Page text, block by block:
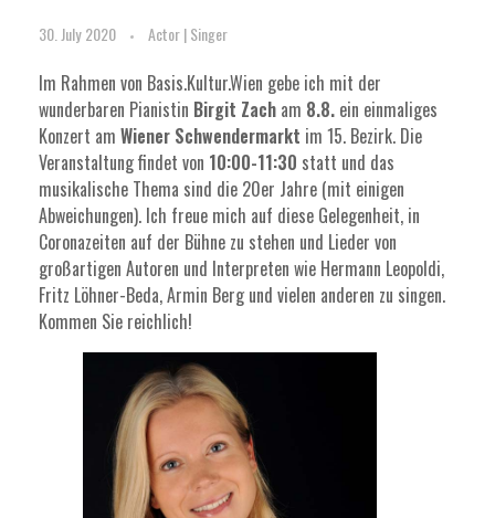
30. July 2020 Actor | Singer
Im Rahmen von Basis.Kultur.Wien gebe ich mit der
wunderbaren Pianistin Birgit Zach am 8.8. ein einmaliges
Konzert am Wiener Schwendermarkt im 15. Bezirk. Die
Veranstaltung findet von 10:00-11:30 statt und das
musikalische Thema sind die 20er Jahre (mit einigen
Abweichungen). Ich freue mich auf diese Gelegenheit, in
Coronazeiten auf der Bühne zu stehen und Lieder von
großartigen Autoren und Interpreten wie Hermann Leopoldi,
Fritz Löhner-Beda, Armin Berg und vielen anderen zu singen.
Kommen Sie reichlich!